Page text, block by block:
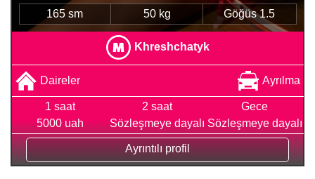
165 sm 50 kg Göğüs 1.5
Khreshchatyk
Daireler Ayrılma
1 saat
5000 uah
2 saat
Sözleşmeye dayalı
Gece
Sözleşmeye dayalı
Ayrıntılı profil